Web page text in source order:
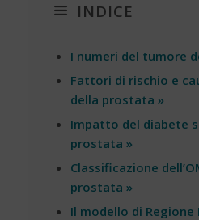
INDICE
I numeri del tumore
Fattori di rischio e
della prostata »
Impatto del diabete
prostata »
Classificazione
prostata »
Il modello di Regione